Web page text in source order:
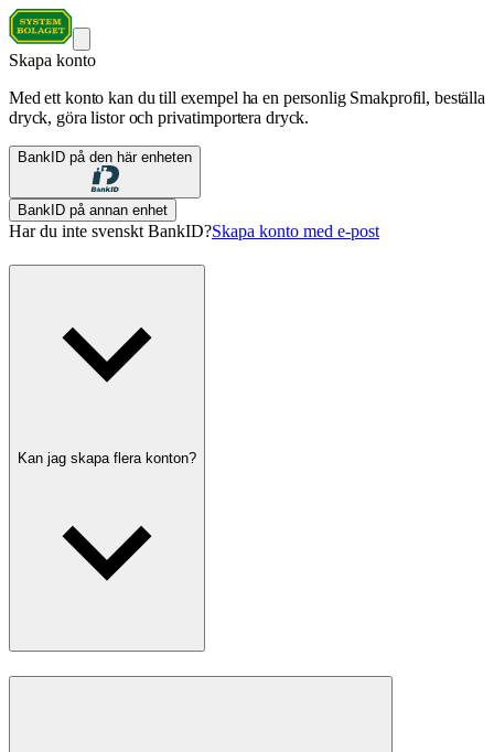
Skapa konto
Med ett konto kan du till exempel ha en personlig Smakprofil, beställa
dryck, göra listor och privatimportera dryck.
BankID på den här enheten
BankID på annan enhet
Har du inte svenskt BankID?Skapa konto med e-post
Kan jag skapa flera konton?